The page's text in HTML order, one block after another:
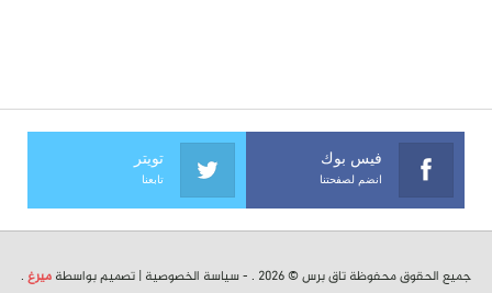
فيس بوك
انضم لصفحتنا
تويتر
تابعنا
جميع الحقوق محفوظة تاق برس © 2026 . - سياسة الخصوصية | تصميم بواسطة ميرغ .